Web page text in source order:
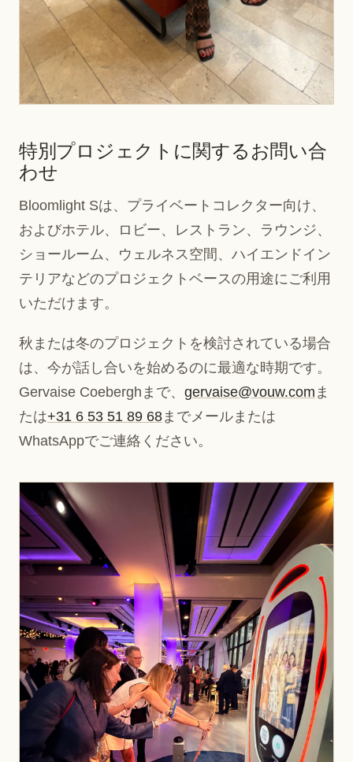
特別プロジェクトに関するお問い合
わせ
Bloomlight Sは、プライベートコレクター向け、
およびホテル、ロビー、レストラン、ラウンジ、
ショールーム、ウェルネス空間、ハイエンドイン
テリアなどのプロジェクトベースの用途にご利用
いただけます。
秋または冬のプロジェクトを検討されている場合
は、今が話し合いを始めるのに最適な時期です。
Gervaise Coeberghまで、 gervaise@vouw.com ま
たは+31 6 53 51 89 68までメールまたは
WhatsAppでご連絡ください。